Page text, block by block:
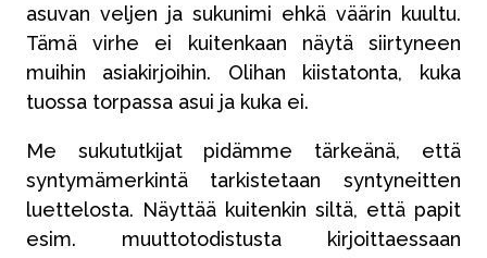
asuvan veljen ja sukunimi ehkä väärin kuultu.
Tämä virhe ei kuitenkaan näytä siirtyneen
muihin asiakirjoihin. Olihan kiistatonta, kuka
tuossa torpassa asui ja kuka ei.
Me sukututkijat pidämme tärkeänä, että
syntymämerkintä tarkistetaan syntyneitten
luettelosta. Näyttää kuitenkin siltä, että papit
esim. muuttotodistusta kirjoittaessaan